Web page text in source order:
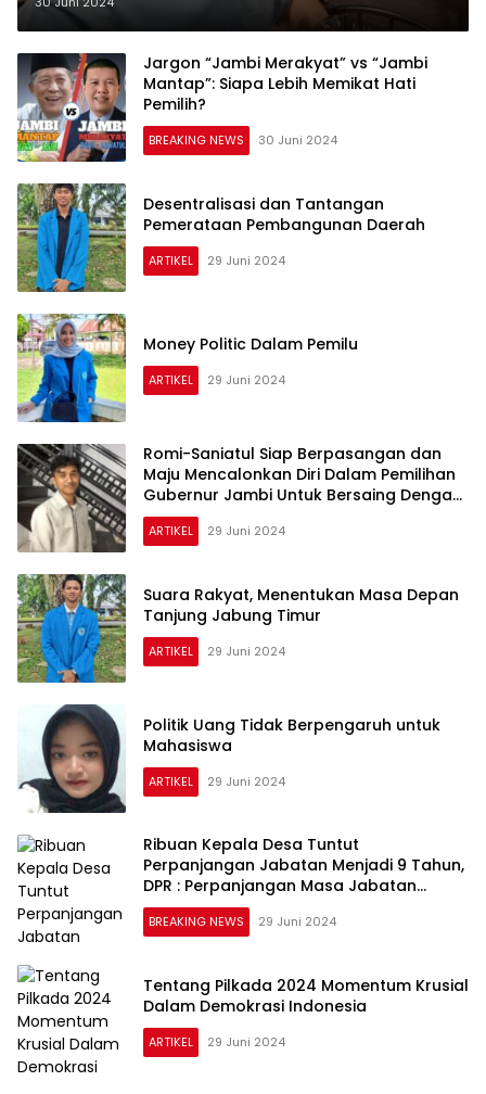
Jargon “Jambi Merakyat” vs “Jambi
Mantap”: Siapa Lebih Memikat Hati
Pemilih?
BREAKING NEWS 30 Juni 2024
Desentralisasi dan Tantangan
Pemerataan Pembangunan Daerah
ARTIKEL 29 Juni 2024
Money Politic Dalam Pemilu
ARTIKEL 29 Juni 2024
Romi-Saniatul Siap Berpasangan dan
Maju Mencalonkan Diri Dalam Pemilihan
Gubernur Jambi Untuk Bersaing Dengan
Al Haris-Sani
ARTIKEL 29 Juni 2024
Suara Rakyat, Menentukan Masa Depan
Tanjung Jabung Timur
ARTIKEL 29 Juni 2024
Politik Uang Tidak Berpengaruh untuk
Mahasiswa
ARTIKEL 29 Juni 2024
Ribuan Kepala Desa Tuntut
Perpanjangan Jabatan Menjadi 9 Tahun,
DPR : Perpanjangan Masa Jabatan
Disetujui
BREAKING NEWS 29 Juni 2024
Tentang Pilkada 2024 Momentum Krusial
Dalam Demokrasi Indonesia
ARTIKEL 29 Juni 2024